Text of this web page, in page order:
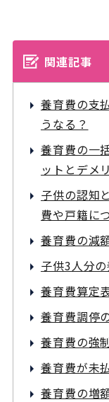
関連記事
養育費の支
うなる？
養育費の一
ットとデメ
子供の認知
費や戸籍に
養育費の減
子供3人分
養育費算定
養育費調停
養育費の強
養育費が未
養育費の増